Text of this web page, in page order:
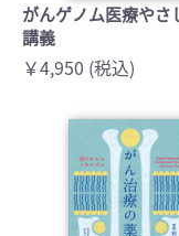
がんゲノム医療やさ
講義
￥4,950 (税込)